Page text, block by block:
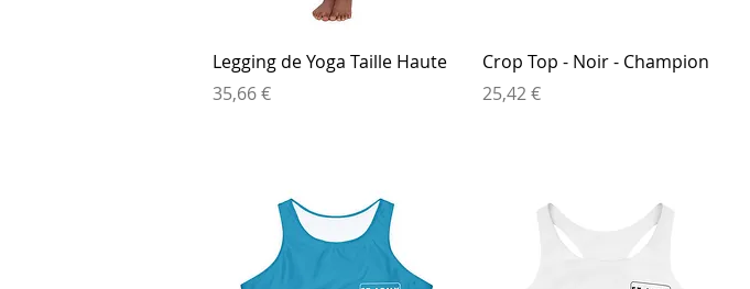
Aperçu rapide
Legging de Yoga Taille Haute
Prix
35,66 €
Aperçu rapide
Crop Top - Noir - Champion
Prix
25,42 €